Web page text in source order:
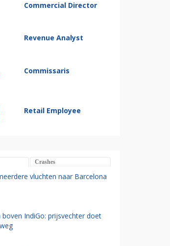
Commercial Director
Revenue Analyst
Commissaris
Retail Employee
Crashes
vluchten naar Barcelona
IndiGo: prijsvechter doet